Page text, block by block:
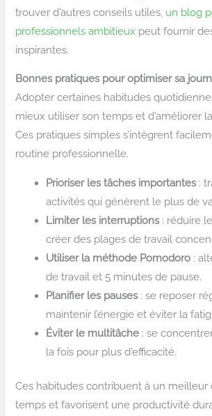
trouver d’autres conseils utiles, un blog
professionnels ambitieux peut fournir
inspirantes.
Bonnes pratiques pour optimiser sa
Adopter certaines habitudes
mieux utiliser son temps et d’améliorer
Ces pratiques simples s’intègrent
routine professionnelle.
Prioriser les tâches importantes:
activités qui génèrent le plus de
Limiter les interruptions: réduire
créer des plages de travail
Utiliser la méthode Pomodoro :
de travail et 5 minutes de pause.
Planifier les pauses: se reposer
maintenir l’énergie et éviter la
Éviter le multitâche : se
la fois pour plus d’efficacité.
Ces habitudes contribuent à un meilleur
temps et favorisent une productivité